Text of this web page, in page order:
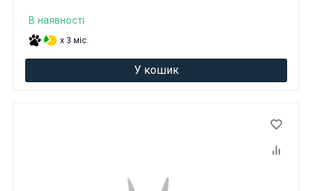
В наявності
x 3 міс.
У кошик